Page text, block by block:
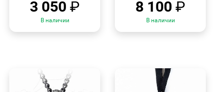
3 050 ₽
В наличии
8 100 ₽
В наличии